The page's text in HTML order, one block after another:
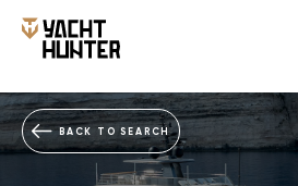
BACK TO SEARCH